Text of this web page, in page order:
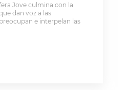
Jove culmina con la
dan voz a las
e interpelan las